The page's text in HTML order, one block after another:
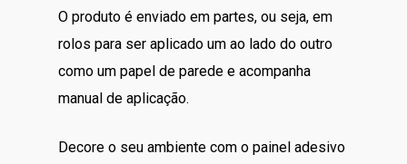
O produto é enviado em partes, ou seja, em
rolos para ser aplicado um ao lado do outro
como um papel de parede e acompanha
manual de aplicação.
Decore o seu ambiente com o painel adesivo